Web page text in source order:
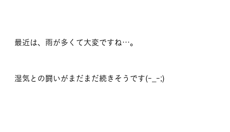
最近は、雨が多くて大変ですね…。
湿気との闘いがまだまだ続きそうです(-_-;)